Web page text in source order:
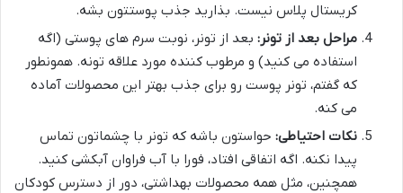
کریستال پلاس نیست. بذارید جذب پوستتون بشه.
مراحل بعد از تونر: بعد از تونر، نوبت سرم های پوستی (اگه
استفاده می کنید) و مرطوب کننده مورد علاقه تونه. همونطور
که گفتم، تونر پوست رو برای جذب بهتر این محصولات آماده
می کنه.
نکات احتیاطی: حواستون باشه که تونر با چشماتون تماس
پیدا نکنه. اگه اتفاقی افتاد، فورا با آب فراوان آبکشی کنید.
همچنین، مثل همه محصولات بهداشتی، دور از دسترس کودکان